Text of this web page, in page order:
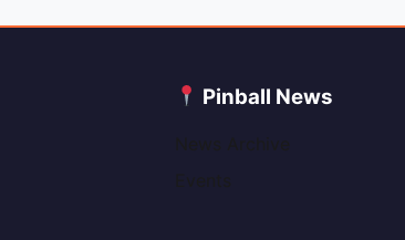
Pinball News